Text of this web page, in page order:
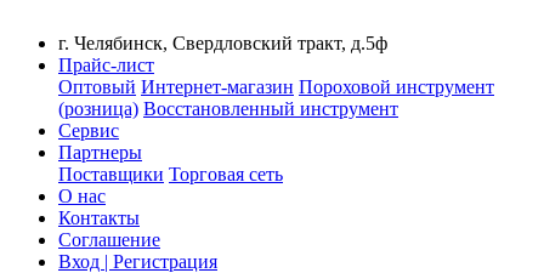
г. Челябинск, Свердловский тракт, д.5ф
Прайс-лист
Оптовый Интернет-магазин Пороховой инструмент
(розница) Восстановленный инструмент
Сервис
Партнеры
Поставщики Торговая сеть
О нас
Контакты
Соглашение
Вход | Регистрация